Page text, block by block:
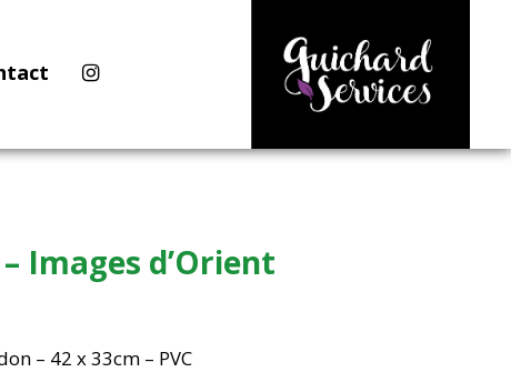
– Images d’Orient
– 42 x 33cm – PVC